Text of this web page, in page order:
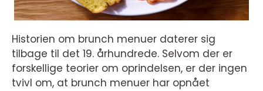
Historien om brunch menuer daterer sig
tilbage til det 19. århundrede. Selvom der er
forskellige teorier om oprindelsen, er der ingen
tvivl om, at brunch menuer har opnået